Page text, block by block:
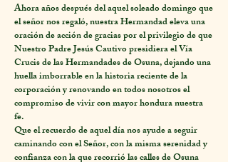
Ahora años después del aquel soleado domingo que
el señor nos regaló, nuestra Hermandad eleva una
oración de acción de gracias por el privilegio de que
Nuestro Padre Jesús Cautivo presidiera el Vía
Crucis de las Hermandades de Osuna, dejando una
huella imborrable en la historia reciente de la
corporación y renovando en todos nosotros el
compromiso de vivir con mayor hondura nuestra
fe.
Que el recuerdo de aquel día nos ayude a seguir
caminando con el Señor, con la misma serenidad y
confianza con la que recorrió las calles de Osuna